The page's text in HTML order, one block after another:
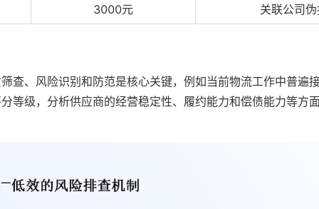
3000元 关联公司
查、风险识别和防范是核心关键，例如当前物流工作中普遍
等级，分析供应商的经营稳定性、履约能力和偿债能力等方